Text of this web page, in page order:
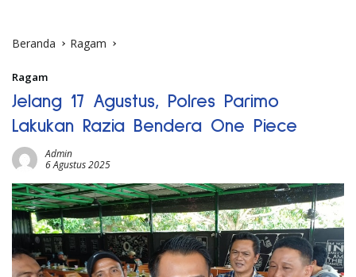
Beranda Ragam
Ragam
Jelang 17 Agustus, Polres Parimo
Lakukan Razia Bendera One Piece
Admin
6 Agustus 2025